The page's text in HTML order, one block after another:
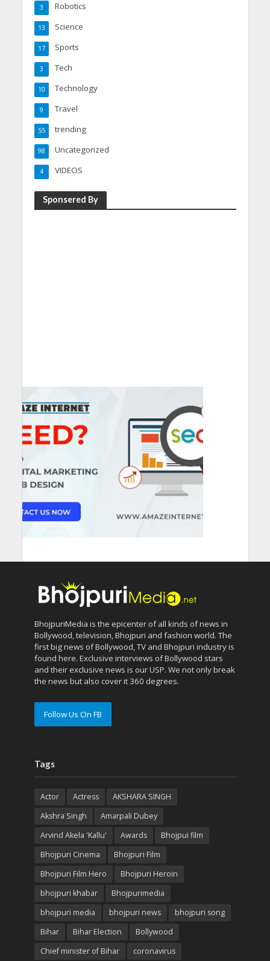
Robotics
3
Science
13
Sports
17
Tech
3
Technology
10
Travel
9
trending
55
Uncategorized
98
VIDEOS
4
Sponsered By
BhojpuriMedia is the epicenter of all kinds of news in
Bollywood, television, Bhojpuri and fashion world. The
first big news of Bollywood, TV and Bhojpuri industry is
found here. Exclusive interviews of Bollywood stars
and their exclusive news is our USP. We not only break
the news but also cover it 360 degrees.
Follow Us On FB
Tags
Actor Actress
AKSHARA SINGH
Akshra Singh
Amarpali Dubey
Arvind Akela 'Kallu'
Awards
Bhojpui film
Bhojpuri Cinema
Bhojpuri Film
Bhojpuri Film Hero
Bhojpuri Heroin
bhojpuri khabar
Bhojpurimedia
bhojpuri media
bhojpuri news
bhojpuri song
Bihar
Bihar Election
Bollywood
Chief minister of Bihar
coronavirus